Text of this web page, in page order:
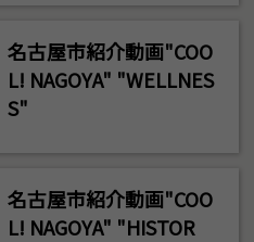
名古屋市紹介動画"COO
L! NAGOYA" "WELLNES
S"
名古屋市紹介動画"COO
L! NAGOYA" "HISTOR